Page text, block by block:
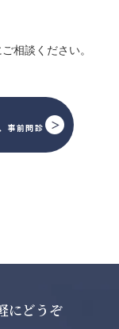
相談ください。
事前問診
にどうぞ